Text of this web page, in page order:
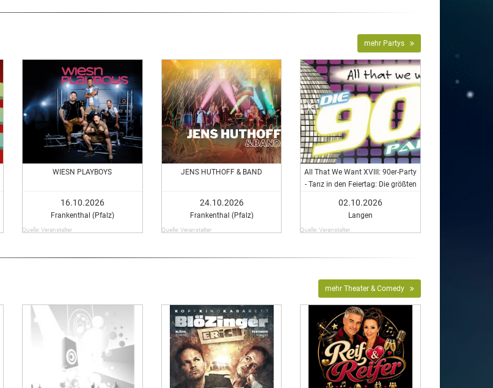
mehr Partys
WIESN PLAYBOYS
16.10.2026
Frankenthal (Pfalz)
Quelle: Veranstalter
JENS HUTHOFF & BAND
24.10.2026
Frankenthal (Pfalz)
Quelle: Veranstalter
All That We Want XVIII: 90er-Party
- Tanz in den Feiertag: Die größten
02.10.2026
Langen
Quelle: Veranstalter
mehr Theater & Comedy